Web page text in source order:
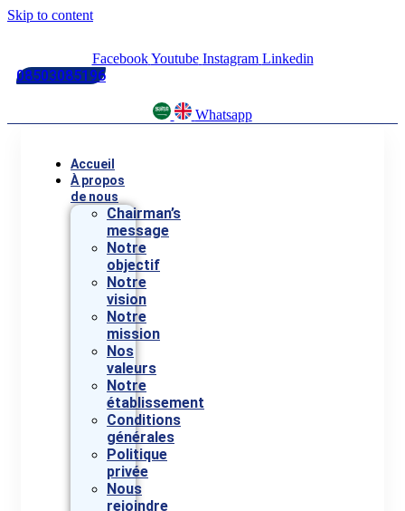
Skip to content
Facebook Youtube Instagram Linkedin
08503085196
Whatsapp
Accueil
À propos
de nous
Chairman’s
message
Notre
objectif
Notre
vision
Notre
mission
Nos
valeurs
Notre
établissement
Conditions
générales
Politique
privée
Nous
rejoindre